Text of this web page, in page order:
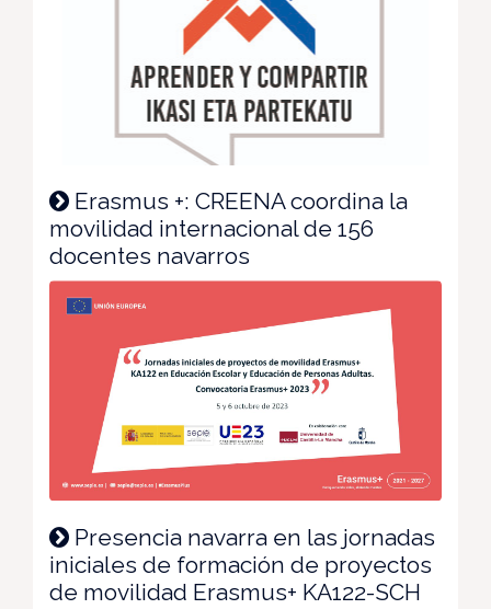
Erasmus +: CREENA coordina la
movilidad internacional de 156
docentes navarros
Presencia navarra en las jornadas
iniciales de formación de proyectos
de movilidad Erasmus+ KA122-SCH